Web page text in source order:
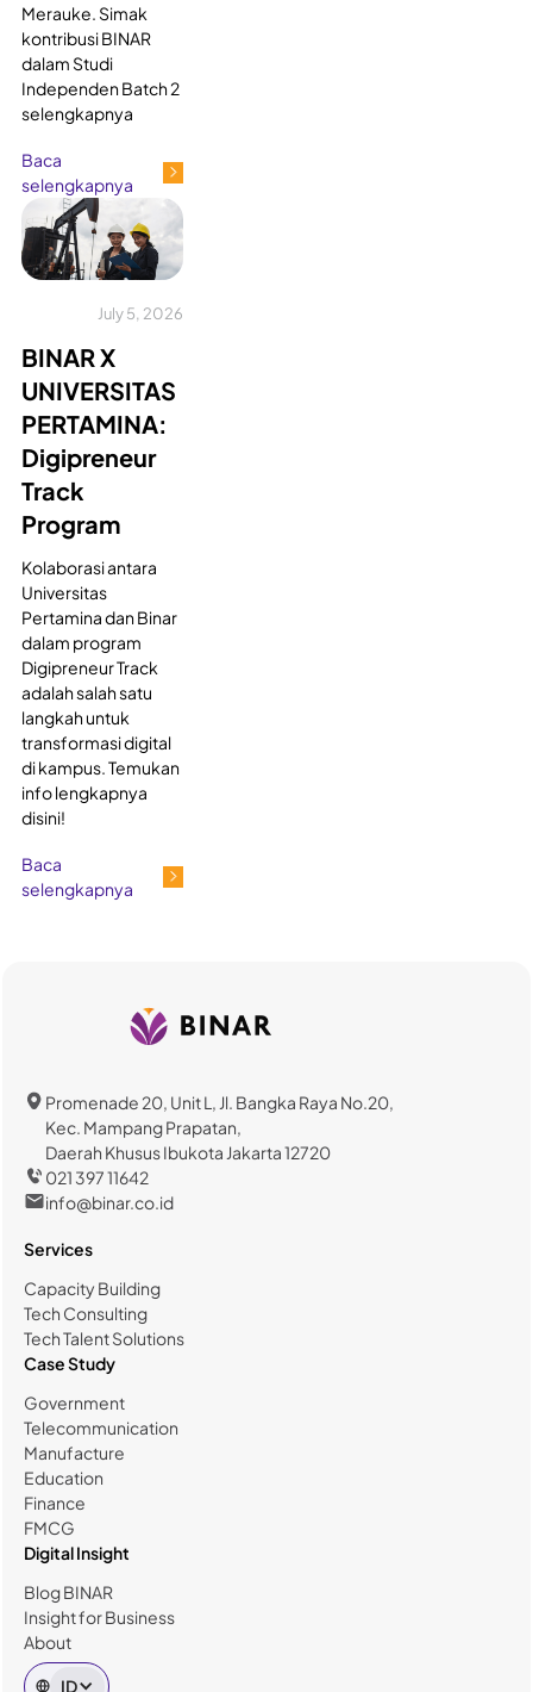
Merauke. Simak
kontribusi BINAR
dalam Studi
Independen Batch 2
selengkapnya
Baca
selengkapnya
July 5, 2026
BINAR X
UNIVERSITAS
PERTAMINA:
Digipreneur
Track
Program
Kolaborasi antara
Universitas
Pertamina dan Binar
dalam program
Digipreneur Track
adalah salah satu
langkah untuk
transformasi digital
di kampus. Temukan
info lengkapnya
disini!
Baca
selengkapnya
Promenade 20, Unit L, Jl. Bangka Raya No.20,
Kec. Mampang Prapatan,
Daerah Khusus Ibukota Jakarta 12720
021 397 11642
info@binar.co.id
Services
Capacity Building
Tech Consulting
Tech Talent Solutions
Case Study
Government
Telecommunication
Manufacture
Education
Finance
FMCG
Digital Insight
Blog BINAR
Insight for Business
About
ID